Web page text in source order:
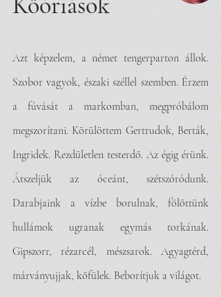
Azt képzelem, a német tengerparton állok.
Szobor vagyok, északi széllel szemben. Érzem
a fúvását a markomban, megpróbálom
megszorítani. Körülöttem Gertrudok, Berták,
Ingridek. Rezdületlen testerdő. Az égig érünk.
Átszeljük az óceánt, szétszóródunk.
Darabjaink a vízbe borulnak, fölöttünk
hullámok ugranak egymás torkának.
Gipszorr, rézarcél, mészsarok. Agyagtérd,
márványujjak, kőfülek. Beborítjuk a világot.